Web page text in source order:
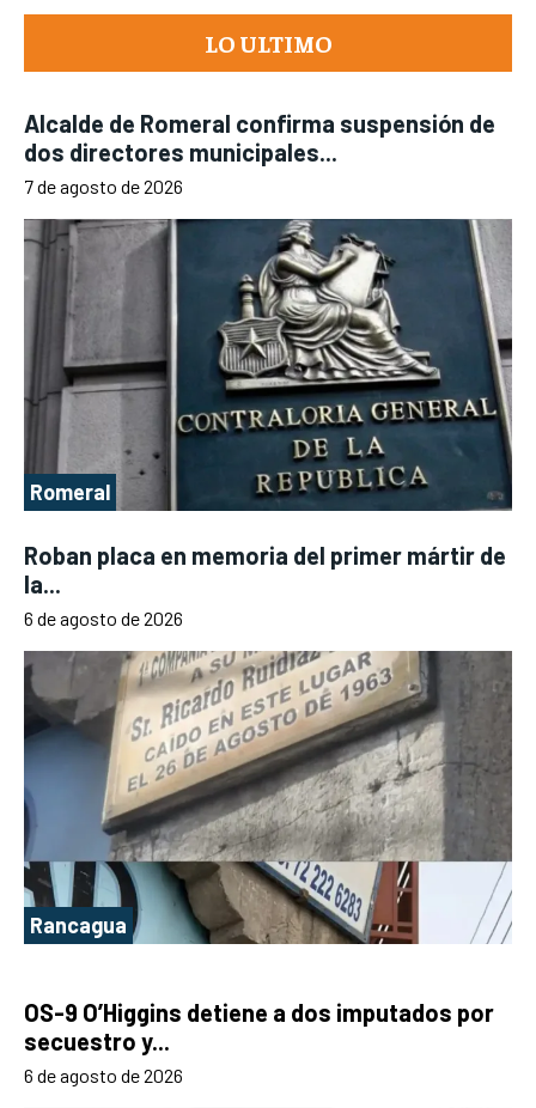
LO ULTIMO
Alcalde de Romeral confirma suspensión de
dos directores municipales...
7 de agosto de 2026
Romeral
Roban placa en memoria del primer mártir de
la...
6 de agosto de 2026
Rancagua
OS-9 O’Higgins detiene a dos imputados por
secuestro y...
6 de agosto de 2026